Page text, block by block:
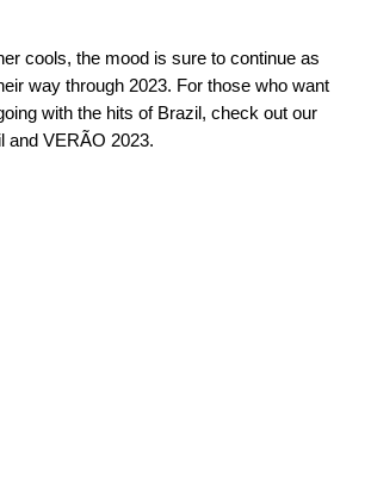
cools, the mood is sure to continue as
way through 2023. For those who want
with the hits of Brazil, check out our
and VERÃO 2023.